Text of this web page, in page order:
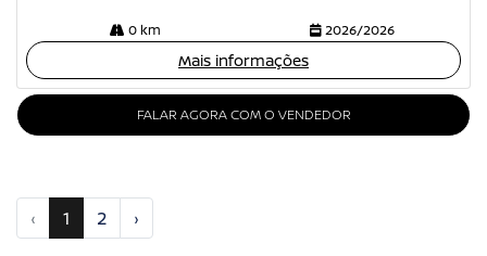
0 km 2026/2026
Mais informações
FALAR AGORA COM O VENDEDOR
‹ 1 2 ›